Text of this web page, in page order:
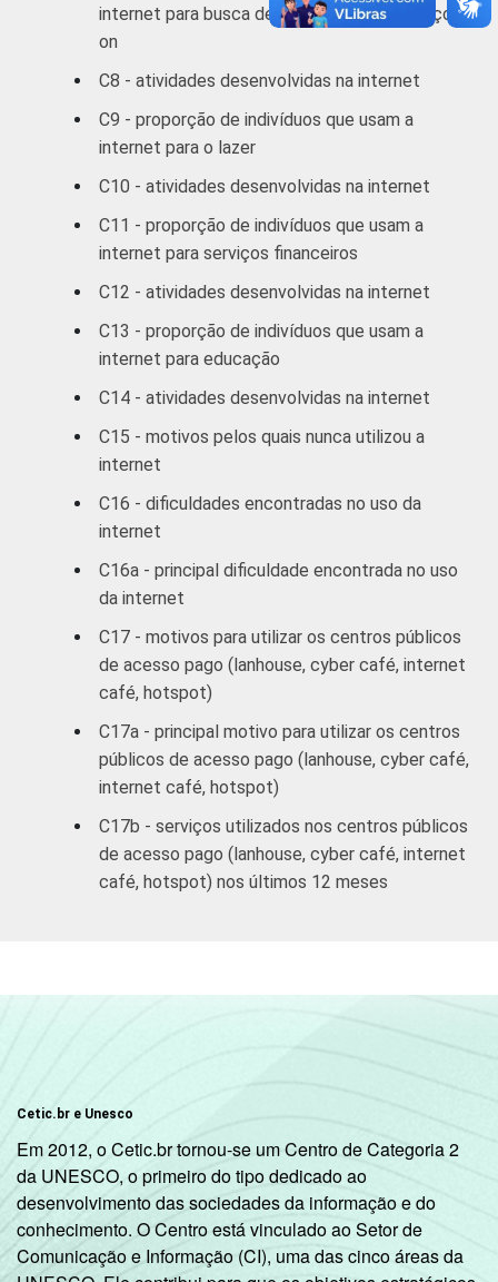
FAMILIAR
3 SM - 5 SM
10 SM ou +
SOCIAL
2
B
SITUAÇÃO
DE
EMPREGO
Não integra a
população
economicamente
ativa
1Base ponderada: 9.932 entrevistados que
(amostra principal +oversamplede usuários
da Internet). Respostas múltiplas,
estimuladas e rodiziadas.
domésticos, relacionando-os a um sistema
estudantes, aposentados e as donas de
casa.
Fonte: NIC.br - set/nov 2010
internet para busca de informações e serviços
on
C8 - atividades desenvolvidas na internet
C9 - proporção de indivíduos que usam a
internet para o lazer
C10 - atividades desenvolvidas na internet
C11 - proporção de indivíduos que usam a
internet para serviços financeiros
C12 - atividades desenvolvidas na internet
C13 - proporção de indivíduos que usam a
internet para educação
C14 - atividades desenvolvidas na internet
C15 - motivos pelos quais nunca utilizou a
internet
C16 - dificuldades encontradas no uso da
internet
C16a - principal dificuldade encontrada no uso
da internet
C17 - motivos para utilizar os centros públicos
de acesso pago (lanhouse, cyber café, internet
café, hotspot)
C17a - principal motivo para utilizar os centros
públicos de acesso pago (lanhouse, cyber café,
internet café, hotspot)
C17b - serviços utilizados nos centros públicos
de acesso pago (lanhouse, cyber café, internet
café, hotspot) nos últimos 12 meses
Cetic.br e Unesco
Em 2012, o Cetic.br tornou-se um Centro de Categoria 2
da UNESCO, o primeiro do tipo dedicado ao
desenvolvimento das sociedades da informação e do
conhecimento. O Centro está vinculado ao Setor de
Comunicação e Informação (CI), uma das cinco áreas da